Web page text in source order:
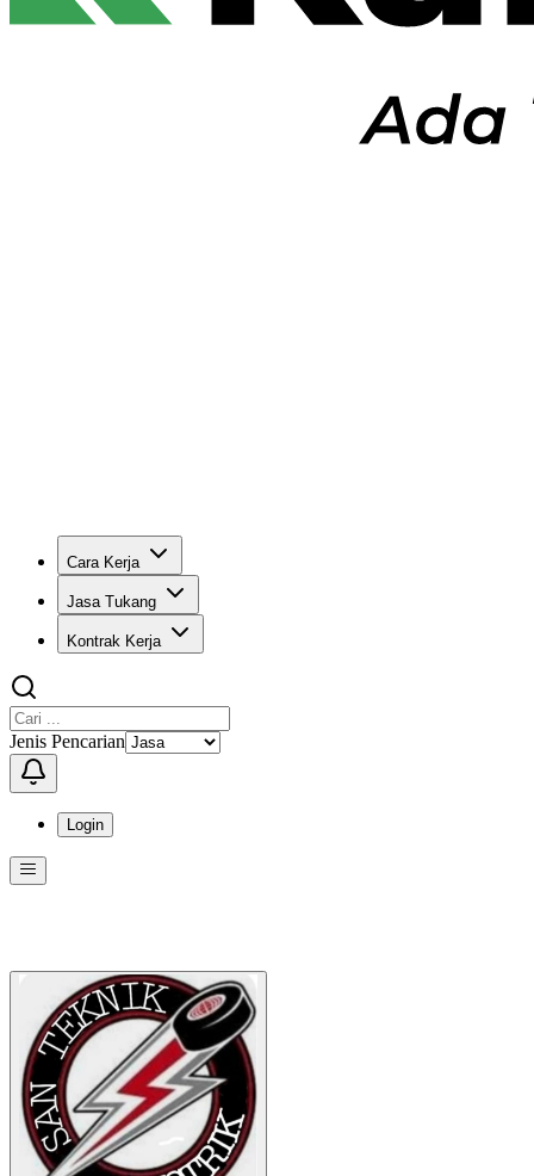
Cara Kerja
Jasa Tukang
Kontrak Kerja
Jenis Pencarian
Login
Menu ini berisi navigasi untuk mengakses fitur-fitur di KangPro